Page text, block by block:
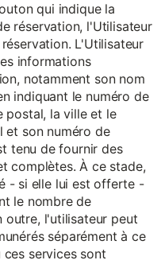
qui indique la
réservation, l'Utilisateur
L'Utilisateur
informations
notamment son nom
indiquant le numéro de
postal, la ville et le
et son numéro de
tenu de fournir des
complètes. À ce stade,
- si elle lui est offerte -
le nombre de
outre, l'utilisateur peut
séparément à ce
ces services sont